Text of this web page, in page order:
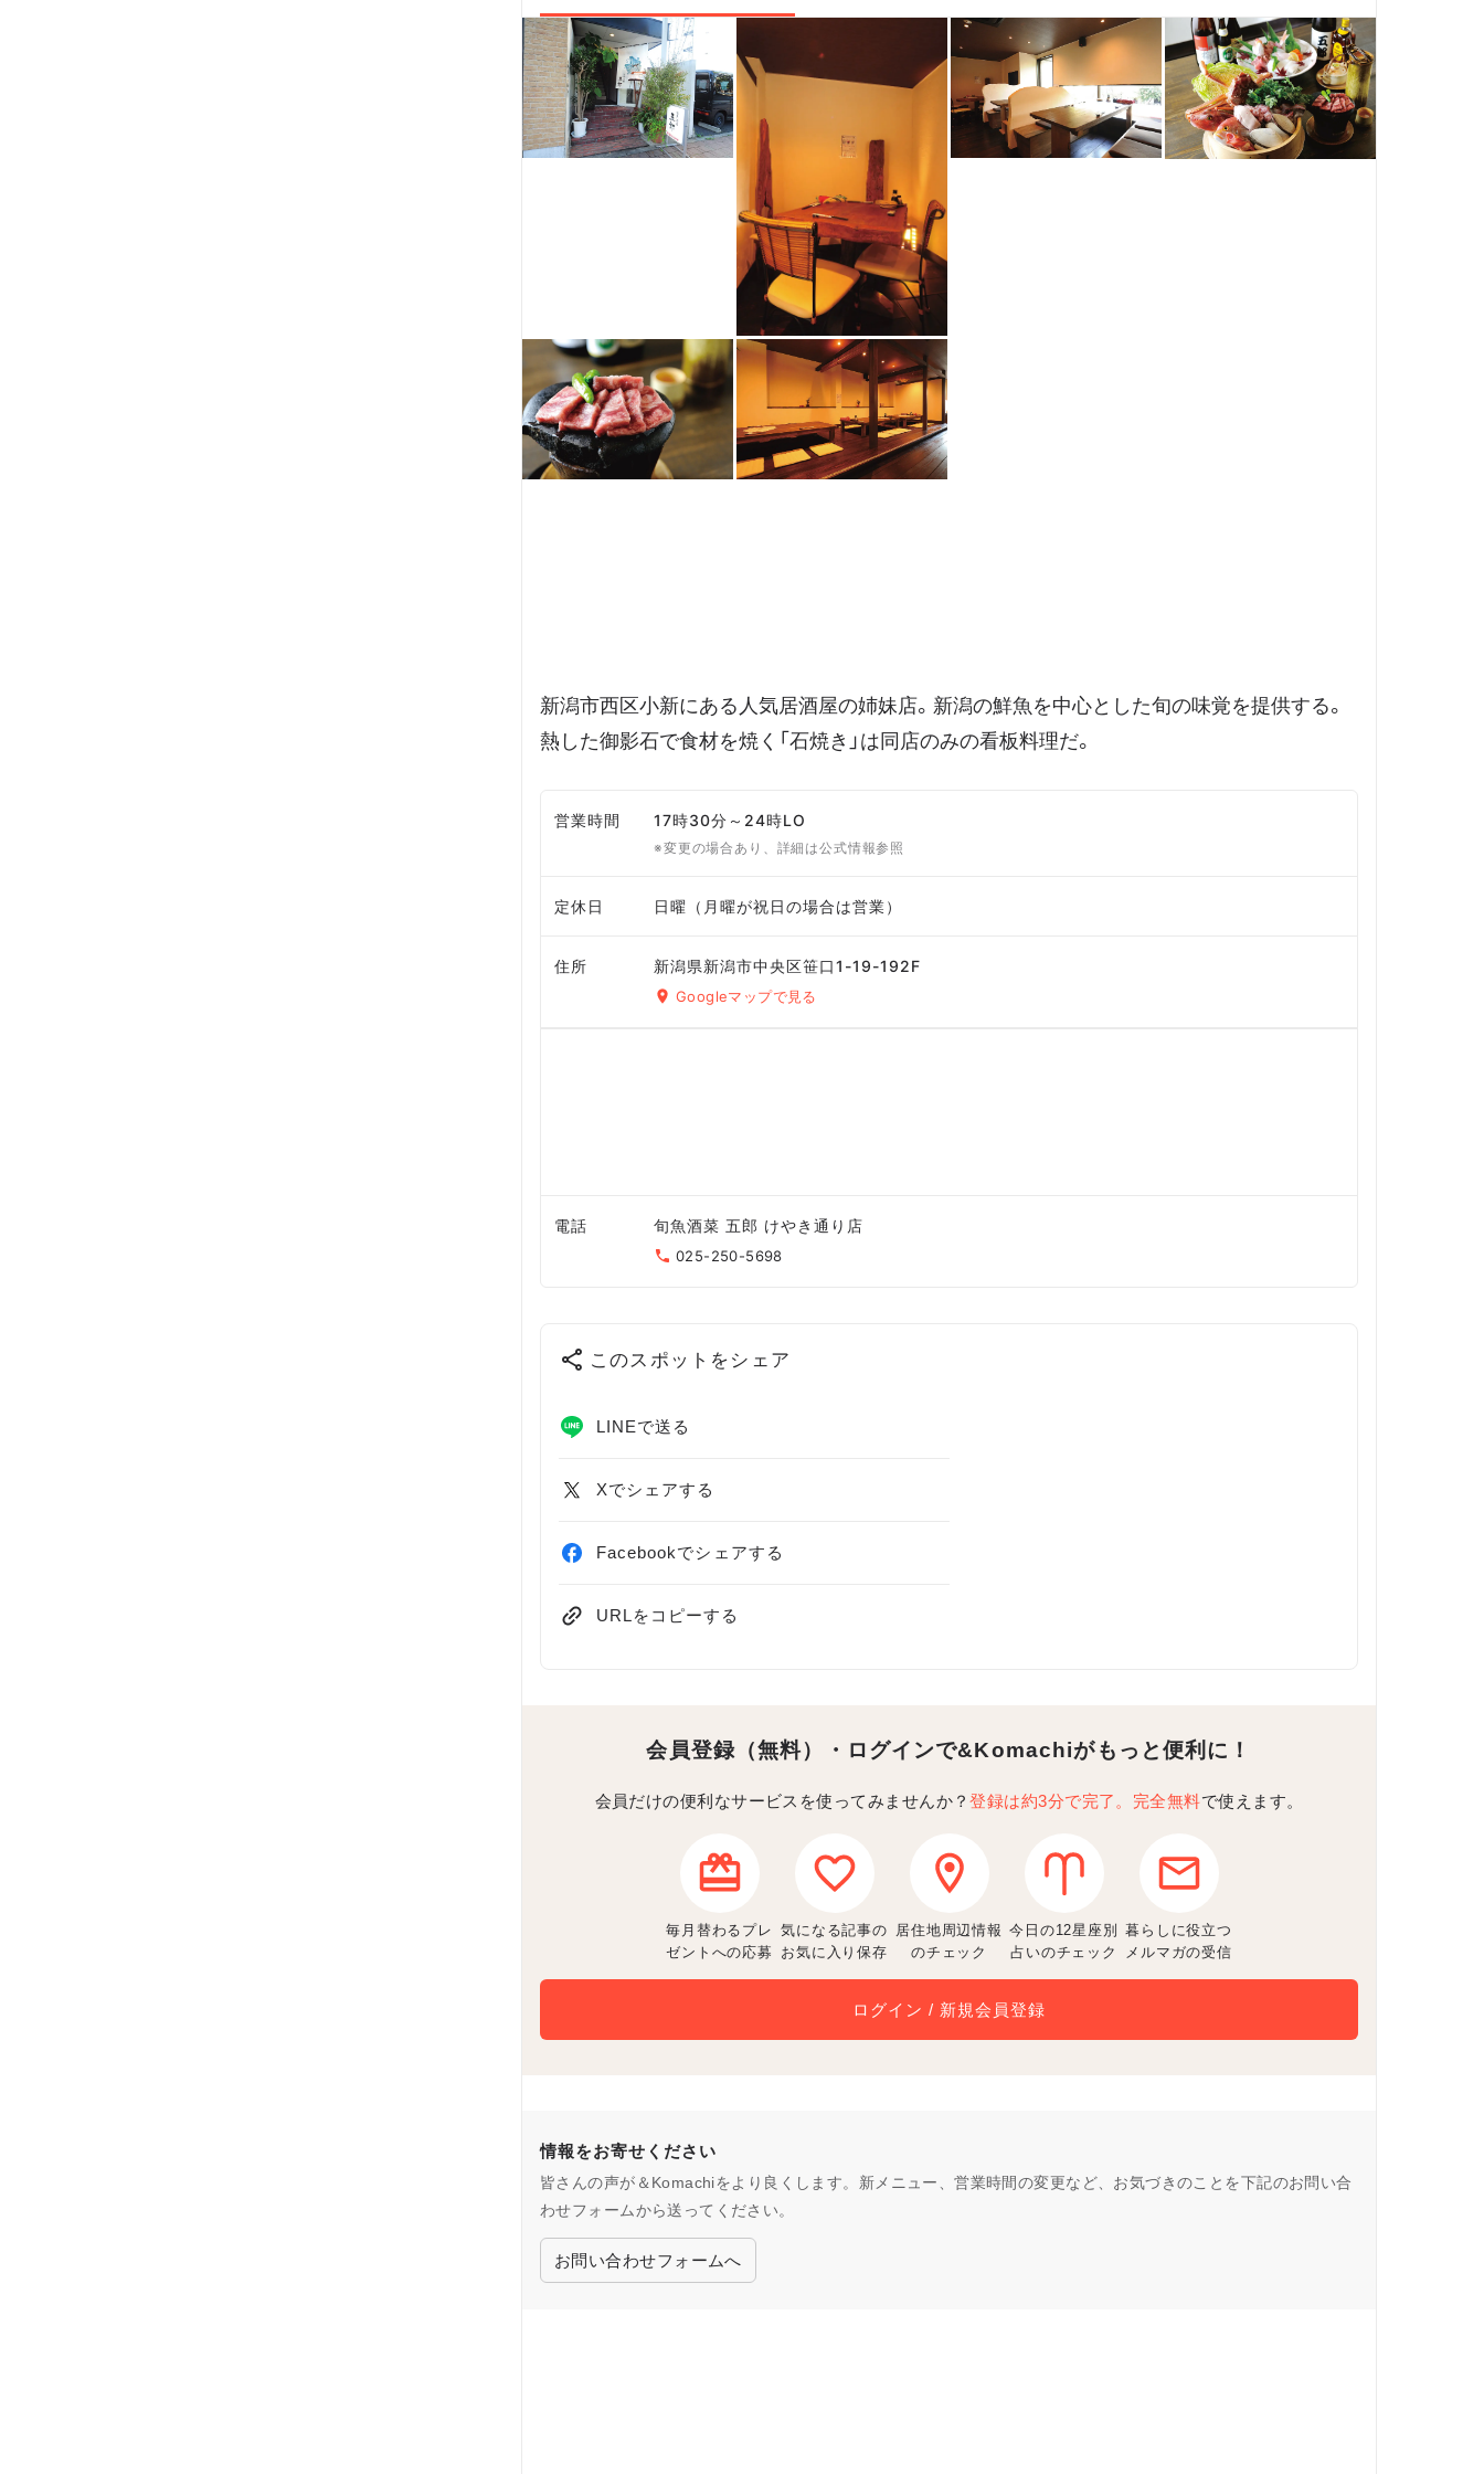
新潟市西区小新にある人気居酒屋の姉妹店。新潟の鮮魚を中心とした旬の味覚を提供する。
熱した御影石で食材を焼く「石焼き」は同店のみの看板料理だ。
営業時間 17時30分～24時LO
※変更の場合あり、詳細は公式情報参照
定休日 日曜（月曜が祝日の場合は営業）
住所 新潟県新潟市中央区笹口1-19-192F
Googleマップで見る
電話 旬魚酒菜 五郎 けやき通り店
025-250-5698
このスポットをシェア
LINEで送る
Xでシェアする
Facebookでシェアする
URLをコピーする
会員登録（無料）・ログインで&Komachiがもっと便利に！
会員だけの便利なサービスを使ってみませんか？登録は約3分で完了。完全無料で使えます。
毎月替わるプレ
ゼントへの応募
気になる記事の
お気に入り保存
居住地周辺情報
のチェック
今日の12星座別
占いのチェック
暮らしに役立つ
メルマガの受信
ログイン / 新規会員登録
情報をお寄せください
皆さんの声が＆Komachiをより良くします。新メニュー、営業時間の変更など、お気づきのことを下記のお問い合
わせフォームから送ってください。
お問い合わせフォームへ